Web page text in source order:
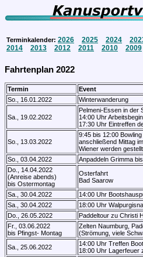
Terminkalender: 2026 2025 2024
2014
2013 2012 2011 2010 2009
Fahrtenplan 2022
Termin
Event
So., 16.01.2022
Winterwanderung
Sa., 19.02.2022
Pelmeni-Essen in der
14:00 Uhr
17:30 Uhr Eintreffen
So., 13.03.2022
9:45 bis 12:00
anschließend Mittag
Wiener werden gestellt
So., 03.04.2022
Anpaddeln Grimma
Do., 14.04.2022
(Anreise abends)
bis Ostermontag
Osterfahrt
Bad Saarow
Sa., 30.04.2022
14:00 Uhr
Sa., 30.04.2022
18:00 Uhr
Do., 26.05.2022
Paddeltour zu Christi
Fr., 03.06.2022
bis Pfingst- Montag
Zelten Naumburg,
(Strömung, viele
Sa., 25.06.2022
14:00 Uhr Treffen
18:00 Uhr Lagerfeuer